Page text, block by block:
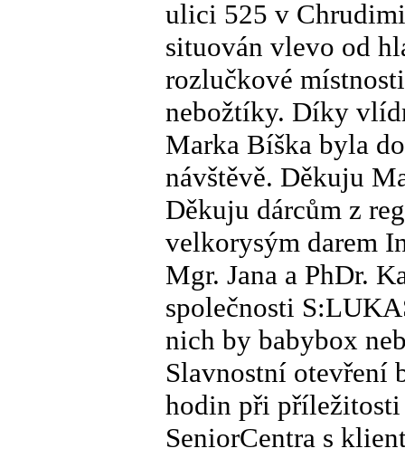
ulici 525 v Chrudimi
situován vlevo od
rozlučkové
nebožtíky. Díky
Marka Bíška byla
návštěvě. Děkuju
Děkuju dárcům z
velkorysým darem
Mgr. Jana a PhDr.
společnosti
nich by babybox
Slavnostní otevření
hodin při příležitosti
SeniorCentra s